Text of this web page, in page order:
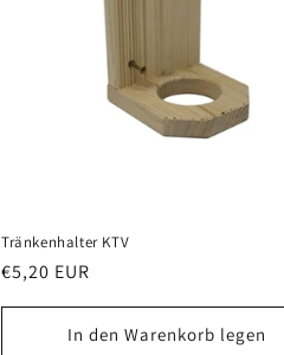
Tränkenhalter KTV
Normaler
€5,20 EUR
In den Warenkorb legen